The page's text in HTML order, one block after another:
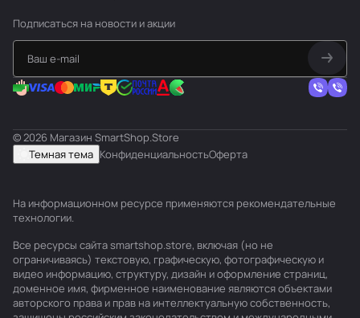
Подписаться на новости и акции
© 2026 Магазин SmartShop.Store
Темная тема КонфиденциальностьОферта
На информационном ресурсе применяются рекомендательные
технологии.
Все ресурсы сайта smartshop.store, включая (но не
ограничиваясь) текстовую, графическую, фотографическую и
видео информацию, структуру, дизайн и оформление страниц,
доменное имя, фирменное наименование являются объектами
авторского права и прав на интеллектуальную собственность,